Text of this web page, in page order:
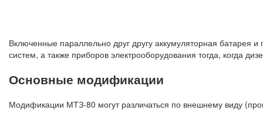
Включенные параллельно друг другу аккумуляторная батарея
систем, а также приборов электрооборудования тогда, когда
Основные модификации
Модификации МТЗ-80 могут различаться по внешнему виду